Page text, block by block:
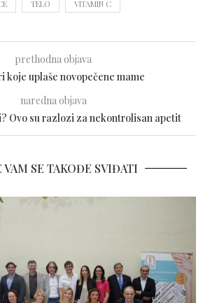
TELO VITAMIN C
prethodna objava
koje uplaše novopečene mame
naredna objava
Ovo su razlozi za nekontrolisan apetit
VAM SE TAKOĐE SVIĐATI